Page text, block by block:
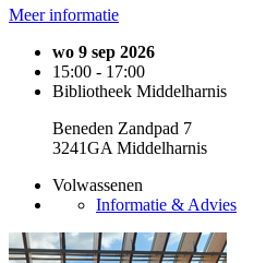
Meer informatie
wo 9 sep 2026
15:00 - 17:00
Bibliotheek Middelharnis
Beneden Zandpad 7
3241GA Middelharnis
Volwassenen
Informatie & Advies